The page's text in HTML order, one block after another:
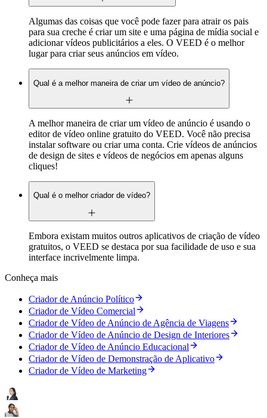
Algumas das coisas que você pode fazer para atrair os pais
para sua creche é criar um site e uma página de mídia social e
adicionar vídeos publicitários a eles. O VEED é o melhor
lugar para criar seus anúncios em vídeo.
Qual é a melhor maneira de criar um vídeo de anúncio?
A melhor maneira de criar um vídeo de anúncio é usando o
editor de vídeo online gratuito do VEED. Você não precisa
instalar software ou criar uma conta. Crie vídeos de anúncios
de design de sites e vídeos de negócios em apenas alguns
cliques!
Qual é o melhor criador de vídeo?
Embora existam muitos outros aplicativos de criação de vídeo
gratuitos, o VEED se destaca por sua facilidade de uso e sua
interface incrivelmente limpa.
Conheça mais
Criador de Anúncio Político
Criador de Vídeo Comercial
Criador de Vídeo de Anúncio de Agência de Viagens
Criador de Vídeo de Anúncio de Design de Interiores
Criador de Vídeo de Anúncio Educacional
Criador de Vídeo de Demonstração de Aplicativo
Criador de Vídeo de Marketing